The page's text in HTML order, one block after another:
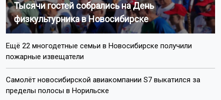
Тысячи гостей собрались на День
физкультурника в Новосибирске
Ещё 22 многодетные семьи в Новосибирске получили
пожарные извещатели
Самолёт новосибирской авиакомпании S7 выкатился за
пределы полосы в Норильске